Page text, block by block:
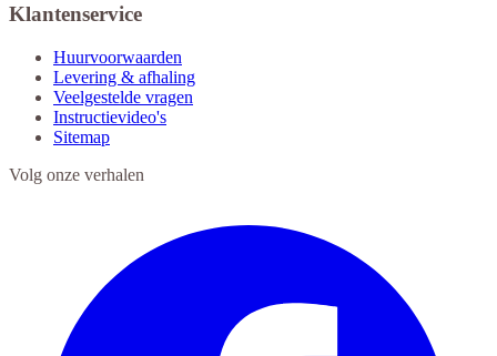
Klantenservice
Huurvoorwaarden
Levering & afhaling
Veelgestelde vragen
Instructievideo's
Sitemap
Volg onze verhalen